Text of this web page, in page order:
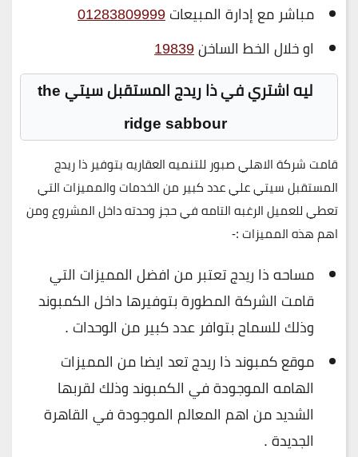
مباشر مع إدارة المبيعات01283809999
او خلال الخط الساخن19839
ليه اشتري في ذا ريدج المستقبل سيتي the
ridge sabbour
قامت شركة الاهلي صبور للتنميه العقاريه بتوفير ذا ريدج
المستقبل سيتي علي عدد كبير من الخدمات والمميزات التي
تعطي للعميل الرغبه التامه في حجز وحدته داخل المشروع ومن
اهم هذه المميزات :-
مساحه ذا ريدج تعتبر من افضل المميزات التي
قامت الشركة المطورة بتوفيرها داخل الكمبوند
وذلك للسماح بتوافر عدد كبير من الوحدات .
موقع كمبوند ذا ريدج تعد ايضا من المميزات
الهامه الموجودة في الكمبوند وذلك لقربها
الشديد من اهم المعالم الموجودة في القاهرة
الجديدة .